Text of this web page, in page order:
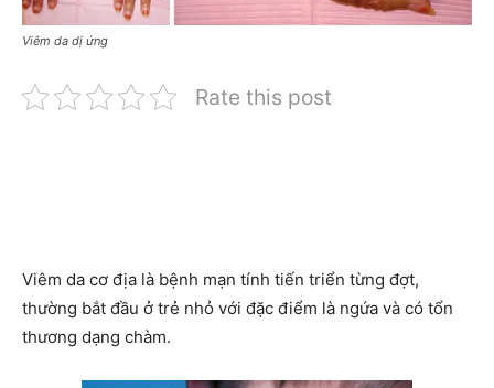
Viêm da dị ứng
Rate this post
Viêm da cơ địa là bệnh mạn tính tiến triển từng đợt,
thường bắt đầu ở trẻ nhỏ với đặc điểm là ngứa và có tổn
thương dạng chàm.